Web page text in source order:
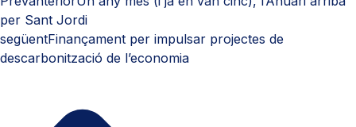
per Sant Jordi
següentFinançament per impulsar projectes de
descarbonització de l’economia